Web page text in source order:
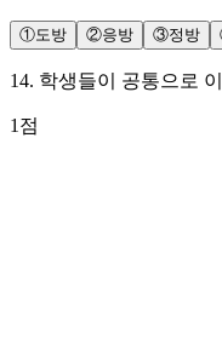
①도방 ②응방 ③정방
14. 학생들이 공통으로
1 점